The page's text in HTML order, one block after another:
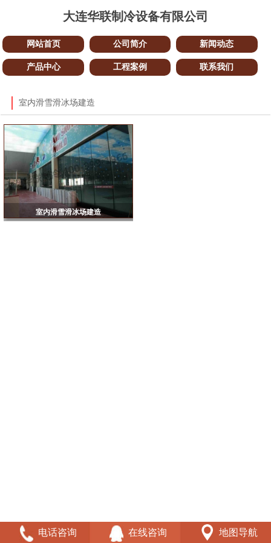
大连华联制冷设备有限公司
网站首页 公司简介 新闻动态
产品中心 工程案例 联系我们
室内滑雪滑冰场建造
室内滑雪滑冰场建造
电话咨询 在线咨询 地图导航